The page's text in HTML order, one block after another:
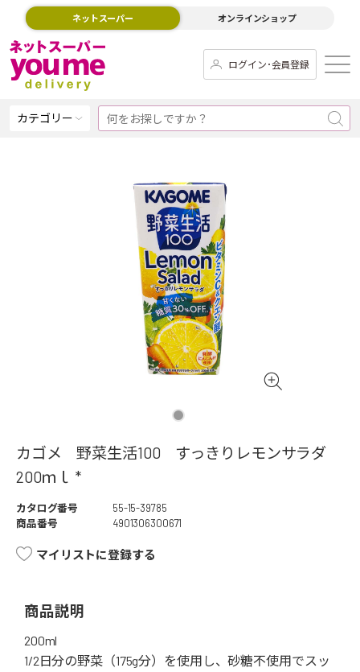
ネットスーパー オンラインショップ
ログイン･会員登録
カテゴリー
カゴメ 野菜生活100 すっきりレモンサラダ
200ｍｌ *
カタログ番号
55-15-39785
商品番号
4901306300671
マイリストに登録する
商品説明
200ml
1/2日分の野菜（175g分）を使用し、砂糖不使用でスッ